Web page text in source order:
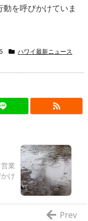
を呼びかけていま
ハワイ最新ニュース
業
け
Prev